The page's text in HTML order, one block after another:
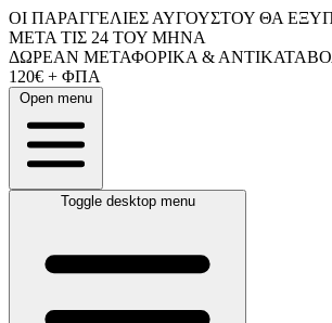
ΟΙ ΠΑΡΑΓΓΕΛΙΕΣ ΑΥΓΟΥΣΤΟΥ ΘΑ
ΜΕΤΑ ΤΙΣ 24 ΤΟΥ ΜΗΝΑ
ΔΩΡΕΑΝ ΜΕΤΑΦΟΡΙΚΑ &
120€ + ΦΠΑ
Open menu
Toggle desktop menu